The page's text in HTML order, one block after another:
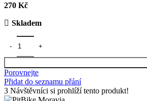
270 Kč
Skladem
Porovnejte
Přidat do seznamu přání
3 Návštěvníci si prohlíží tento produkt!